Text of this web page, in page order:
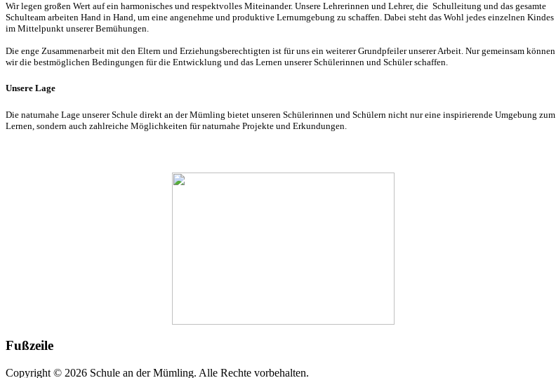
Wir legen großen Wert auf ein harmonisches und respektvolles Miteinander. Unsere Lehrerinnen und Lehrer, die Schulleitung und das gesamte
Schulteam arbeiten Hand in Hand, um eine angenehme und produktive Lernumgebung zu schaffen. Dabei steht das Wohl jedes einzelnen Kindes
im Mittelpunkt unserer Bemühungen.
Die enge Zusammenarbeit mit den Eltern und Erziehungsberechtigten ist für uns ein weiterer Grundpfeiler unserer Arbeit. Nur gemeinsam können
wir die bestmöglichen Bedingungen für die Entwicklung und das Lernen unserer Schülerinnen und Schüler schaffen.
Unsere Lage
Die naturnahe Lage unserer Schule direkt an der Mümling bietet unseren Schülerinnen und Schülern nicht nur eine inspirierende Umgebung zum
Lernen, sondern auch zahlreiche Möglichkeiten für naturnahe Projekte und Erkundungen.
Fußzeile
Copyright © 2026 Schule an der Mümling. Alle Rechte vorbehalten.